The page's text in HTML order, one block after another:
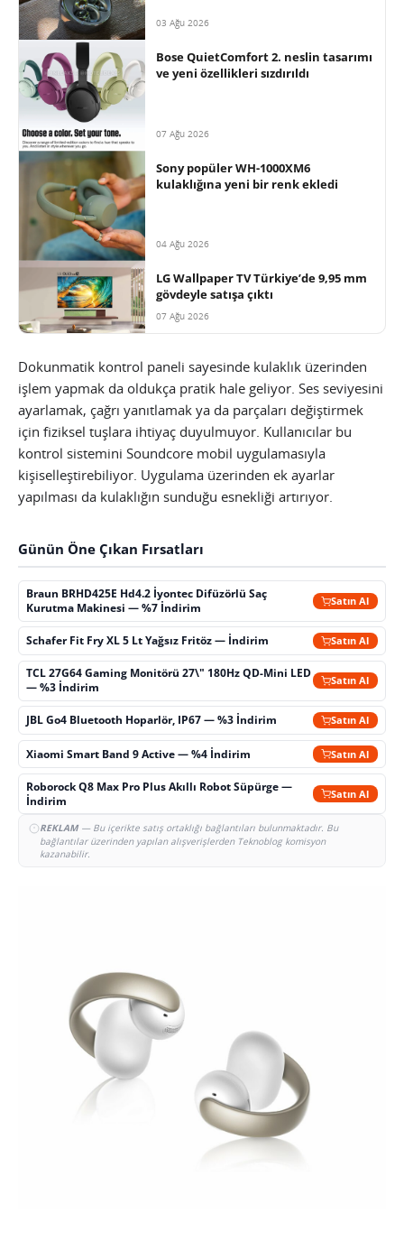
03 Ağu 2026
Bose QuietComfort 2. neslin tasarımı
ve yeni özellikleri sızdırıldı
07 Ağu 2026
Sony popüler WH-1000XM6
kulaklığına yeni bir renk ekledi
04 Ağu 2026
LG Wallpaper TV Türkiye’de 9,95 mm
gövdeyle satışa çıktı
07 Ağu 2026
Dokunmatik kontrol paneli sayesinde kulaklık üzerinden
işlem yapmak da oldukça pratik hale geliyor. Ses seviyesini
ayarlamak, çağrı yanıtlamak ya da parçaları değiştirmek
için fiziksel tuşlara ihtiyaç duyulmuyor. Kullanıcılar bu
kontrol sistemini Soundcore mobil uygulamasıyla
kişiselleştirebiliyor. Uygulama üzerinden ek ayarlar
yapılması da kulaklığın sunduğu esnekliği artırıyor.
Günün Öne Çıkan Fırsatları
Braun BRHD425E Hd4.2 İyontec Difüzörlü Saç
Kurutma Makinesi — %7 İndirim
Satın Al
Schafer Fit Fry XL 5 Lt Yağsız Fritöz — İndirim Satın Al
TCL 27G64 Gaming Monitörü 27\" 180Hz QD-Mini LED
— %3 İndirim
Satın Al
JBL Go4 Bluetooth Hoparlör, IP67 — %3 İndirim Satın Al
Xiaomi Smart Band 9 Active — %4 İndirim Satın Al
Roborock Q8 Max Pro Plus Akıllı Robot Süpürge —
İndirim
Satın Al
REKLAM— Bu içerikte satış ortaklığı bağlantıları bulunmaktadır. Bu
bağlantılar üzerinden yapılan alışverişlerden Teknoblog komisyon
kazanabilir.